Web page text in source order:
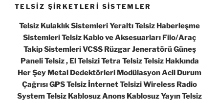
TELSİZ ŞİRKETLERİ SİSTEMLER
Telsiz Kulaklık Sistemleri Yeraltı Telsiz Haberleşme
Sistemleri Telsiz Kablo ve Aksesuarları Filo/Araç
Takip Sistemleri VCSS Rüzgar Jeneratörü Güneş
Paneli Telsiz , El Telsizi Tetra Telsiz Telsiz Hakkında
Her Şey Metal Dedektörleri Modülasyon Acil Durum
Çağrısı GPS Telsiz İnternet Telsizi Wireless Radio
System Telsiz Kablosuz Anons Kablosuz Yayın Telsiz